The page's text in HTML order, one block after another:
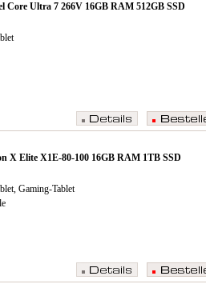
Core Ultra 7 266V 16GB RAM 512GB SSD
X Elite X1E-80-100 16GB RAM 1TB SSD
Gaming-Tablet